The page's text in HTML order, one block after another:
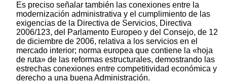
Es preciso señalar también las conexiones entre la
modernización administrativa y el cumplimiento de las
exigencias de la Directiva de Servicios, Directiva
2006/123, del Parlamento Europeo y del Consejo, de 12
de diciembre de 2006, relativa a los servicios en el
mercado interior; norma europea que contiene la «hoja
de ruta» de las reformas estructurales, demostrando las
estrechas conexiones entre competitividad económica y
derecho a una buena Administración.